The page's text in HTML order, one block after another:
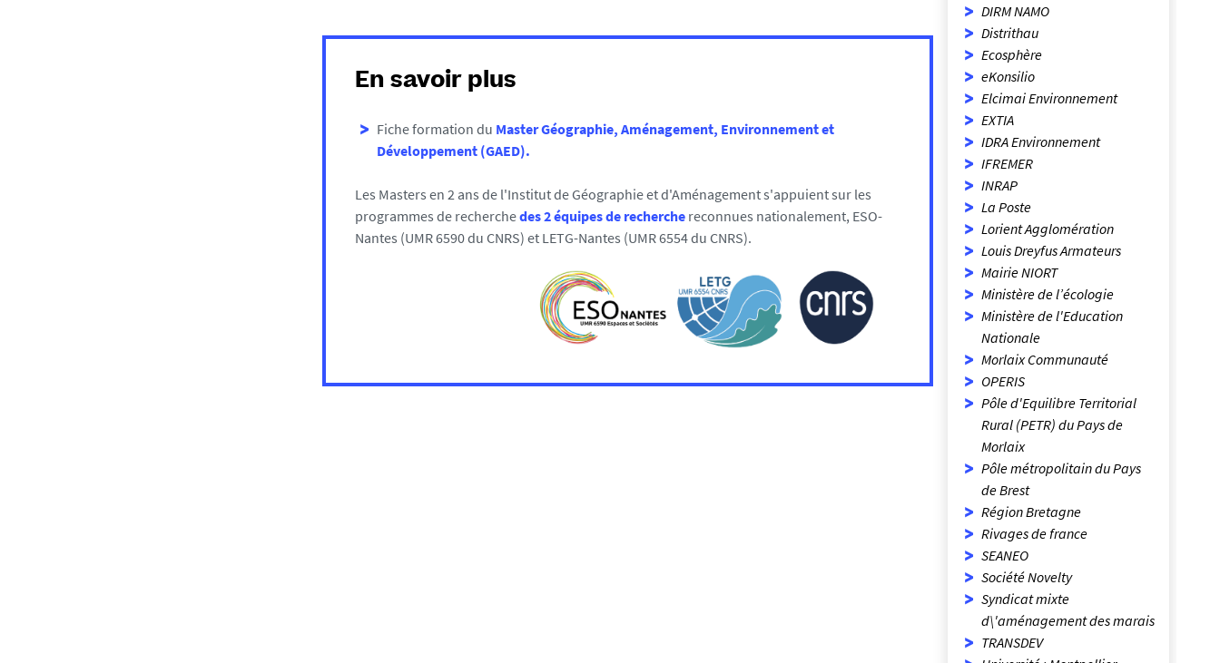
En savoir plus
Fiche formation du Master Géographie, Aménagement, Environnement et
Développement (GAED).
Les Masters en 2 ans de l'Institut de Géographie et d'Aménagement s'appuient sur les
programmes de recherchedes 2 équipes de recherche reconnues nationalement, ESO-
Nantes (UMR 6590 du CNRS) et LETG-Nantes (UMR 6554 du CNRS).
DIRM NAMO
Distrithau
Ecosphère
eKonsilio
Elcimai Environnement
EXTIA
IDRA Environnement
IFREMER
INRAP
La Poste
Lorient Agglomération
Louis Dreyfus Armateurs
Mairie NIORT
Ministère de l’écologie
Ministère de l'Education
Nationale
Morlaix Communauté
OPERIS
Pôle d'Equilibre Territorial
Rural (PETR) du Pays de
Morlaix
Pôle métropolitain du Pays
de Brest
Région Bretagne
Rivages de france
SEANEO
Société Novelty
Syndicat mixte
d\'aménagement des marais
TRANSDEV